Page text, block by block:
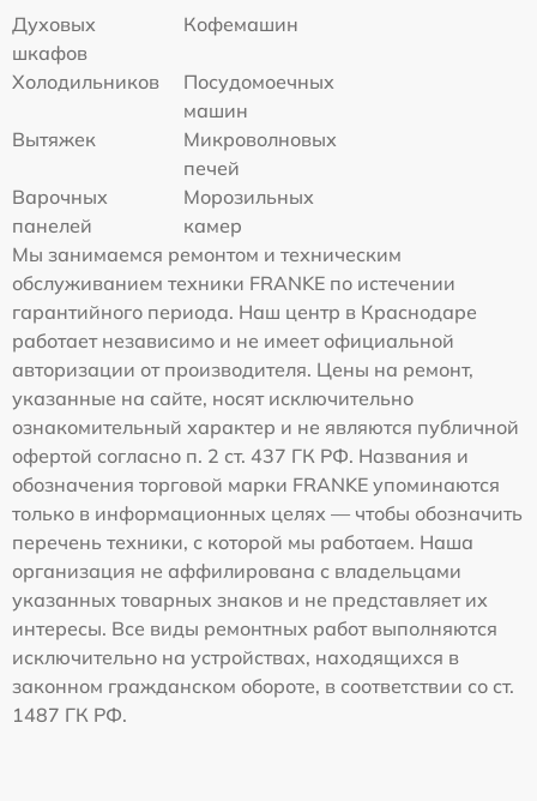
Духовых
шкафов
Кофемашин
Холодильников
Посудомоечных
машин
Вытяжек
Микроволновых
печей
Варочных
панелей
Морозильных
камер
Мы занимаемся ремонтом и техническим
обслуживанием техники FRANKE по истечении
гарантийного периода. Наш центр в Краснодаре
работает независимо и не имеет официальной
авторизации от производителя. Цены на ремонт,
указанные на сайте, носят исключительно
ознакомительный характер и не являются публичной
офертой согласно п. 2 ст. 437 ГК РФ. Названия и
обозначения торговой марки FRANKE упоминаются
только в информационных целях — чтобы обозначить
перечень техники, с которой мы работаем. Наша
организация не аффилирована с владельцами
указанных товарных знаков и не представляет их
интересы. Все виды ремонтных работ выполняются
исключительно на устройствах, находящихся в
законном гражданском обороте, в соответствии со ст.
1487 ГК РФ.